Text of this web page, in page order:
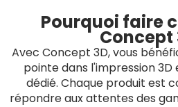
Pourquoi faire
Concept
Avec Concept 3D, vous
pointe dans l'impression
dédié. Chaque produit est
répondre aux attentes des